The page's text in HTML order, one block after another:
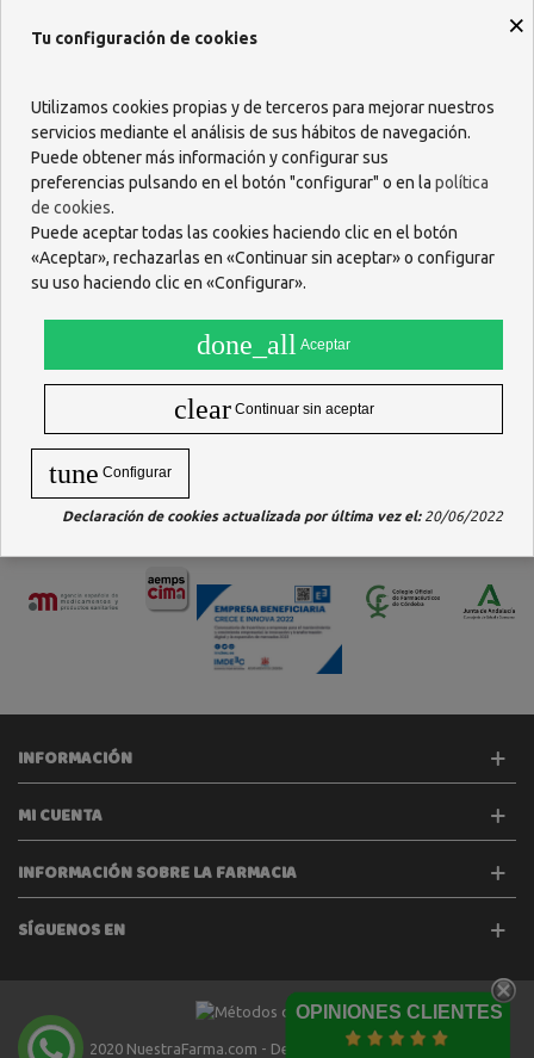
12,21 €
Ver más
Mostrando 1-1 de 1 artículo(s)
OPINIONES CLIENTES
INFORMACIÓN
MI CUENTA
INFORMACIÓN SOBRE LA FARMACIA
SÍGUENOS EN
2020 NuestraFarma.com - Desarrollado porTecinet
×
Tu configuración de cookies
Utilizamos cookies propias y de terceros para mejorar nuestros
servicios mediante el análisis de sus hábitos de navegación.
Puede obtener más información y configurar sus
preferencias pulsando en el botón "configurar" o en la política
de cookies.
Puede aceptar todas las cookies haciendo clic en el botón
«Aceptar», rechazarlas en «Continuar sin aceptar» o configurar
su uso haciendo clic en «Configurar».
done_all Aceptar
clear Continuar sin aceptar
tune Configurar
Declaración de cookies actualizada por última vez el:20/06/2022